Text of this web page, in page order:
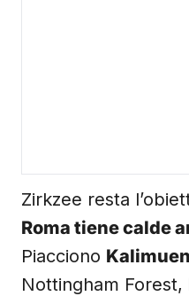
Zirkzee resta
Roma tiene calde
Piacciono
Nottingham Forest,